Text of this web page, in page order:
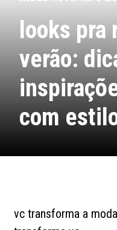
looks pra
verão:
com
vc transforma a